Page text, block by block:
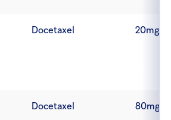
Docetaxel 20mg/
Docetaxel 80mg/